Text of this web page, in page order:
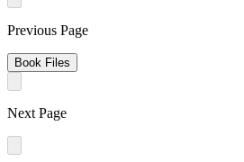
Previous Page
Book Files
Next Page